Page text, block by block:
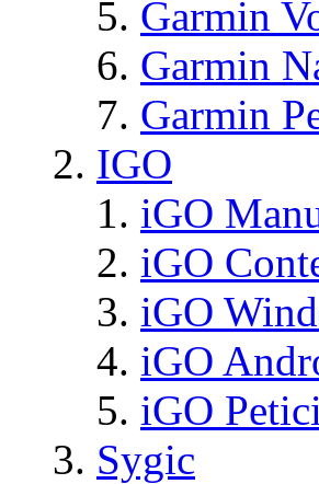
Garmin
Garmin
Garmin
IGO
iGO
iGO
iGO
iGO
iGO
Sygic